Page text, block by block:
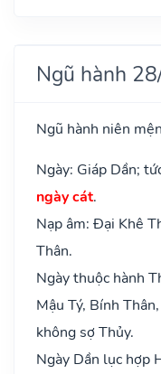
Ngũ hành
Ngũ hành niên
Ngày: Giáp Dần;
ngày cát.
Nạp âm: Đại Khê
Thân.
Ngày thuộc hành
Mậu Tý, Bính
không sợ Thủy.
Ngày Dần lục hợp